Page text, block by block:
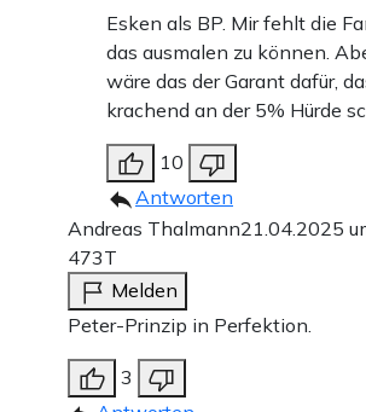
Esken als BP. Mir fehlt die
das ausmalen zu können.
wäre das der Garant dafür,
krachend an der 5% Hürde
10
Antworten
Andreas Thalmann21.04.2025
473T
Melden
Peter-Prinzip in Perfektion.
3